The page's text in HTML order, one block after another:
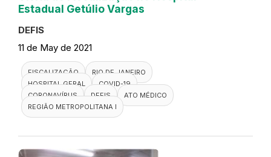
Estadual Getúlio Vargas
DEFIS
11 de May de 2021
FISCALIZAÇÃO
RIO DE JANEIRO
HOSPITAL GERAL
COVID-19
CORONAVÍRUS
DEFIS
ATO MÉDICO
REGIÃO METROPOLITANA I